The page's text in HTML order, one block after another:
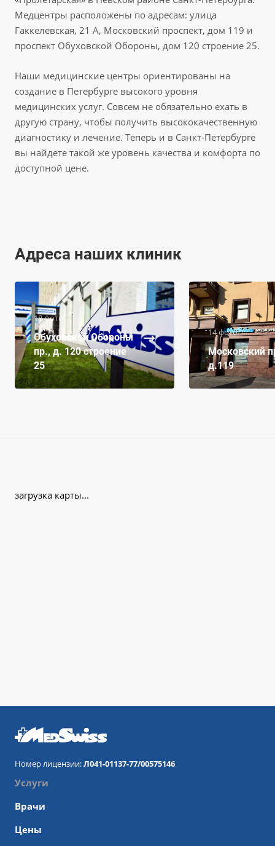
Медцентры расположены по адресам: улица
Гаккелевская, 21 А, Московский проспект, дом 119 и
проспект Обуховской Обороны, дом 120 строение 25.
Наши медицинские центры ориентированы на
создание в Петербурге высокого уровня
медицинских услуг. Совсем не обязательно ехать в
другую страну, чтобы получить высококачественную
диагностику и лечение. Теперь и в Санкт-Петербурге
вы найдете такой же уровень качества и комфорта по
доступной цене.
Адреса наших клиник
18 фото
Обуховской Обороны
пр., д. 120 строение
25
14 фото
Московский
д.119
загрузка карты...
Номер лицензии:Л041-01137-77/00575146
Услуги
Врачи
Цены